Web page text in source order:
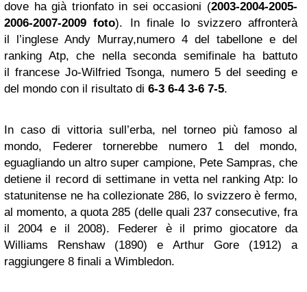
dove ha già trionfato in sei occasioni (2003-2004-2005-
2006-2007-2009 foto). In finale lo svizzero affronterà
il l’inglese Andy Murray,numero 4 del tabellone e del
ranking Atp, che nella seconda semifinale ha battuto
il francese Jo-Wilfried Tsonga, numero 5 del seeding e
del mondo con il risultato di 6-3 6-4 3-6 7-5.
In caso di vittoria sull’erba, nel torneo più famoso al
mondo, Federer tornerebbe numero 1 del mondo,
eguagliando un altro super campione, Pete Sampras, che
detiene il record di settimane in vetta nel ranking Atp: lo
statunitense ne ha collezionate 286, lo svizzero è fermo,
al momento, a quota 285 (delle quali 237 consecutive, fra
il 2004 e il 2008). Federer è il primo giocatore da
Williams Renshaw (1890) e Arthur Gore (1912) a
raggiungere 8 finali a Wimbledon.